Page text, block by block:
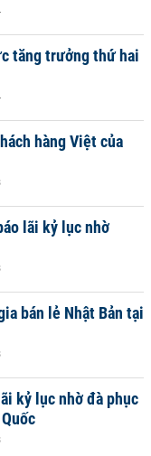
tăng trưởng thứ hai
hàng Việt của
lãi kỷ lục nhờ
bán lẻ Nhật Bản tại
kỷ lục nhờ đà phục